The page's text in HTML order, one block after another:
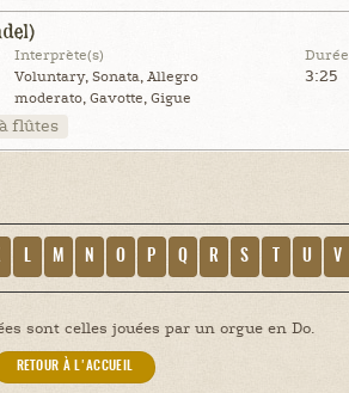
Interprète(s)
Voluntary, Sonata, Allegro
moderato, Gavotte, Gigue
Durée
3:25
flûtes
M N O P Q R S U V
sont celles jouées par un orgue en Do.
RETOUR À L'ACCUEIL